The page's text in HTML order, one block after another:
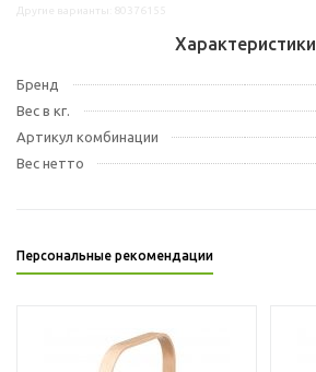
Характеристики
Бренд
Вес в кг.
Артикул комбинации
Вес нетто
Персональные рекомендации